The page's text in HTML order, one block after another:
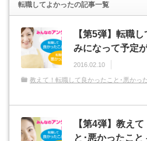
転職してよかったの記事一覧
【第5弾】転職
みになって予定
2016.02.10
教えて！転職して良かったこと･悪かっ
【第4弾】教え
と･悪かったこ